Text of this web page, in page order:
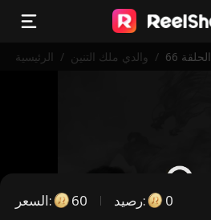
الرئيسية / والدي ملك التنين / الحلقة 66
السعر: 60 رصيد: 0